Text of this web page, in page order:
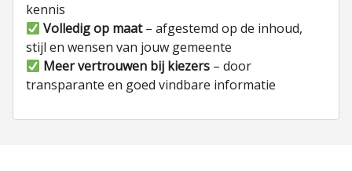
kennis
Volledig op maat– afgestemd op de inhoud,
stijl en wensen van jouw gemeente
Meer vertrouwen bij kiezers – door
transparante en goed vindbare informatie